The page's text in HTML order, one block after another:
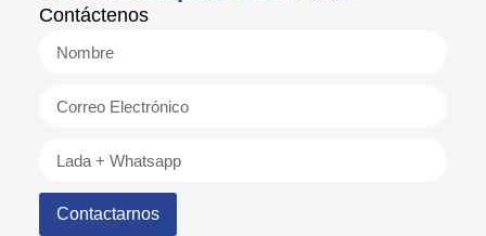
Contáctenos
Contactarnos